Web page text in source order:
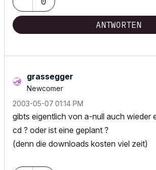
ANTWORTEN
grassegger
Newcomer
‎2003-05-07 01:14 PM
gibts eigentlich von a-null auch wieder
cd ? oder ist eine geplant ?
(denn die downloads kosten viel zeit)